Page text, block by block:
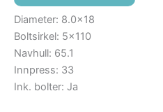
Diameter: 8.0×18
Boltsirkel: 5×110
Navhull: 65.1
Innpress: 33
Ink. bolter: Ja